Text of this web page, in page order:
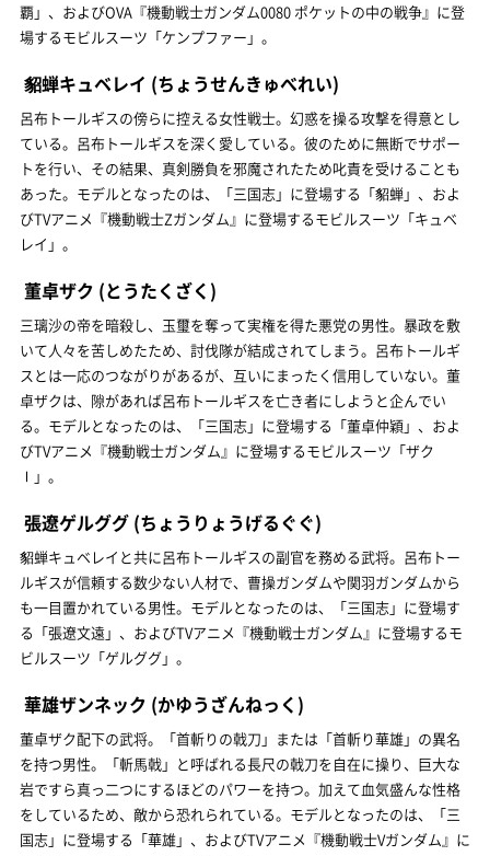
覇」、およびOVA『機動戦士ガンダム0080 ポケットの中の戦争』に登
場するモビルスーツ「ケンプファー」。
貂蝉キュベレイ (ちょうせんきゅべれい)
呂布トールギスの傍らに控える女性戦士。幻惑を操る攻撃を得意とし
ている。呂布トールギスを深く愛している。彼のために無断でサポー
トを行い、その結果、真剣勝負を邪魔されたため叱責を受けることも
あった。モデルとなったのは、「三国志」に登場する「貂蝉」、およ
びTVアニメ『機動戦士Ζガンダム』に登場するモビルスーツ「キュベ
レイ」。
董卓ザク (とうたくざく)
三璃沙の帝を暗殺し、玉璽を奪って実権を得た悪党の男性。暴政を敷
いて人々を苦しめたため、討伐隊が結成されてしまう。呂布トールギ
スとは一応のつながりがあるが、互いにまったく信用していない。董
卓ザクは、隙があれば呂布トールギスを亡き者にしようと企んでい
る。モデルとなったのは、「三国志」に登場する「董卓仲穎」、およ
びTVアニメ『機動戦士ガンダム』に登場するモビルスーツ「ザク
Ⅰ」。
張遼ゲルググ (ちょうりょうげるぐぐ)
貂蝉キュベレイと共に呂布トールギスの副官を務める武将。呂布トー
ルギスが信頼する数少ない人材で、曹操ガンダムや関羽ガンダムから
も一目置かれている男性。モデルとなったのは、「三国志」に登場す
る「張遼文遠」、およびTVアニメ『機動戦士ガンダム』に登場するモ
ビルスーツ「ゲルググ」。
華雄ザンネック (かゆうざんねっく)
董卓ザク配下の武将。「首斬りの戟刀」または「首斬り華雄」の異名
を持つ男性。「斬馬戟」と呼ばれる長尺の戟刀を自在に操り、巨大な
岩ですら真っ二つにするほどのパワーを持つ。加えて血気盛んな性格
をしているため、敵から恐れられている。モデルとなったのは、「三
国志」に登場する「華雄」、およびTVアニメ『機動戦士Vガンダム』に